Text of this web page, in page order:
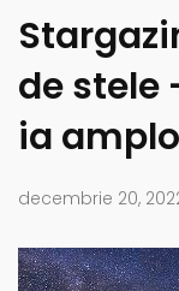
de stele
ia
decembrie 20,